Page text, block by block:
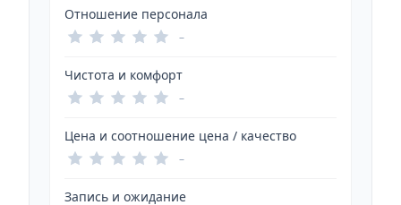
Отношение персонала
–
Чистота и комфорт
–
Цена и соотношение цена / качество
–
Запись и ожидание